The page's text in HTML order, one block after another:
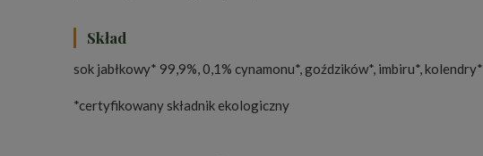
Skład
sok jabłkowy* 99,9%, 0,1% cynamonu*, goździków*, imbiru*, kolendry*
*certyfikowany składnik ekologiczny